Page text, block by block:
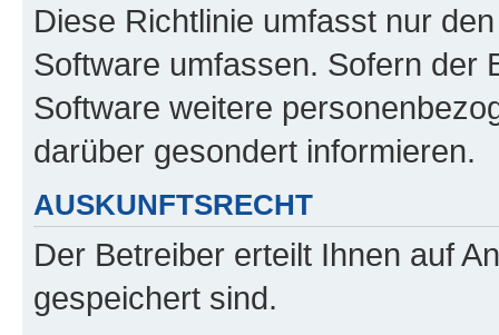
Diese Richtlinie umfasst nur
Software umfassen. Sofern der
Software weitere
darüber gesondert informieren.
AUSKUNFTSRECHT
Der Betreiber erteilt Ihnen auf
gespeichert sind.